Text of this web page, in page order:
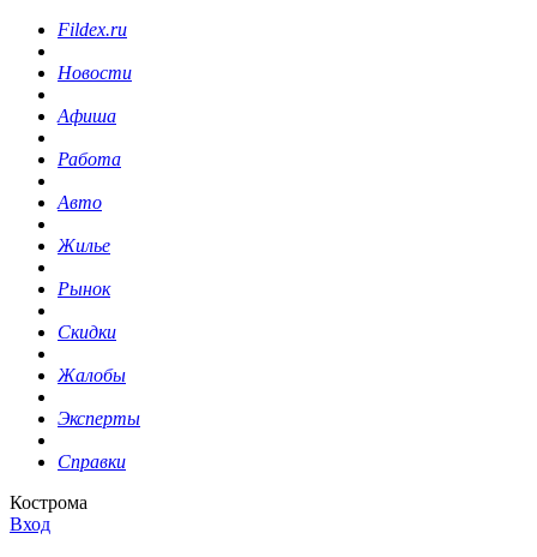
Fildex.ru
Новости
Афиша
Работа
Авто
Жилье
Рынок
Скидки
Жалобы
Эксперты
Справки
Кострома
Вход